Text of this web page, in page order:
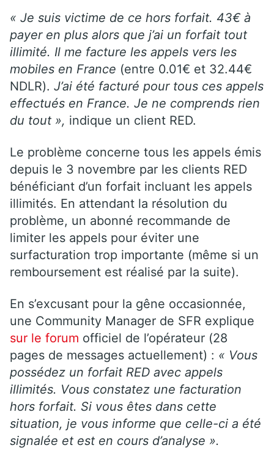
« Je suis victime de ce hors forfait. 43€ à
payer en plus alors que j’ai un forfait tout
illimité. Il me facture les appels vers les
mobiles en France (entre 0.01€ et 32.44€
NDLR). J’ai été facturé pour tous ces appels
effectués en France. Je ne comprends rien
du tout », indique un client RED.
Le problème concerne tous les appels émis
depuis le 3 novembre par les clients RED
bénéficiant d’un forfait incluant les appels
illimités. En attendant la résolution du
problème, un abonné recommande de
limiter les appels pour éviter une
surfacturation trop importante (même si un
remboursement est réalisé par la suite).
En s’excusant pour la gêne occasionnée,
une Community Manager de SFR explique
sur le forum officiel de l’opérateur (28
pages de messages actuellement) : « Vous
possédez un forfait RED avec appels
illimités. Vous constatez une facturation
hors forfait. Si vous êtes dans cette
situation, je vous informe que celle-ci a été
signalée et est en cours d’analyse ».